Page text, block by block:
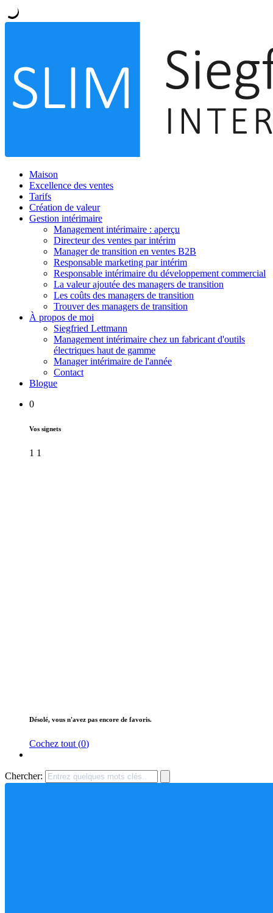
Maison
Excellence des ventes
Tarifs
Création de valeur
Gestion intérimaire
Management intérimaire : aperçu
Directeur des ventes par intérim
Manager de transition en ventes B2B
Responsable marketing par intérim
Responsable intérimaire du développement commercial
La valeur ajoutée des managers de transition
Les coûts des managers de transition
Trouver des managers de transition
À propos de moi
Siegfried Lettmann
Management intérimaire chez un fabricant d'outils
électriques haut de gamme
Manager intérimaire de l'année
Contact
Blogue
0
Vos signets
1 1
Désolé, vous n'avez pas encore de favoris.
Cochez tout (0)
Chercher: